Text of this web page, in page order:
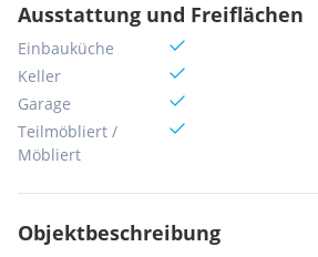
Ausstattung und Freiflächen
Einbauküche
Keller
Garage
Teilmöbliert /
Möbliert
Objektbeschreibung